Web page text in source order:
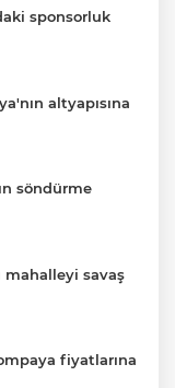
sponsorluk
altyapısına
söndürme
mahalleyi savaş
fiyatlarına